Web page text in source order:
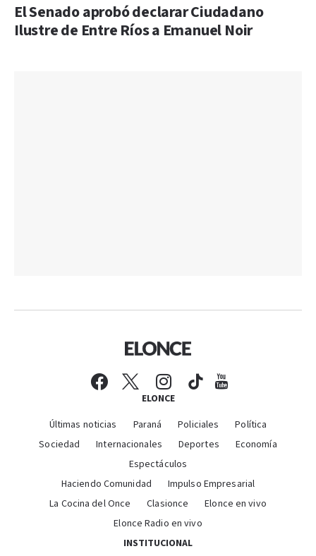
El Senado aprobó declarar Ciudadano
Ilustre de Entre Ríos a Emanuel Noir
ELONCE
Últimas noticias Paraná Policiales
Política
Sociedad
Internacionales Deportes
Economía
Espectáculos
Haciendo Comunidad
Impulso Empresarial
La Cocina del Once
Clasionce
Elonce en vivo
Elonce Radio en vivo
INSTITUCIONAL